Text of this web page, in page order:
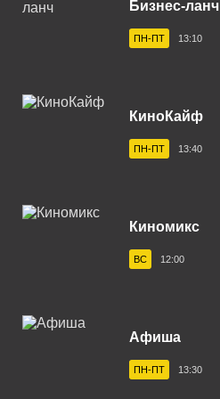
Владимир 102.9 FM
Волгоград 100.6 FM
Волгодонск 100.3 FM
Волхов 107.2 FM
Воркута 102.2 FM
Воткинск 94.1 FM
Вуктыл 100.3 FM
Бизнес-ланч
ПН-ПТ 13:10
КиноКайф
ПН-ПТ 13:40
Киномикс
ВС 12:00
Афиша
ПН-ПТ 13:30